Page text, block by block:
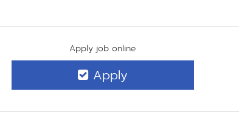
Apply job online
Apply